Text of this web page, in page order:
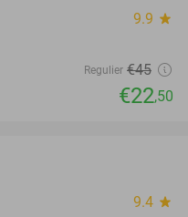
9.9 star
Regulier €45
€22,50
9.4 star